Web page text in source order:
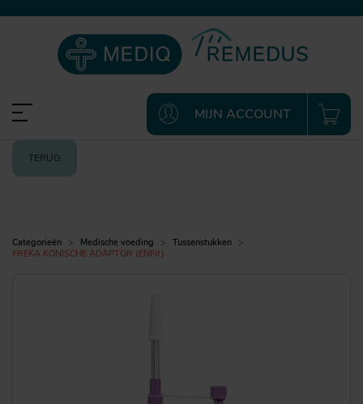
MIJN ACCOUNT
TERUG
Categorieën Medische voeding
Tussenstukken
FREKA KONISCHE ADAPTOR (ENFit)